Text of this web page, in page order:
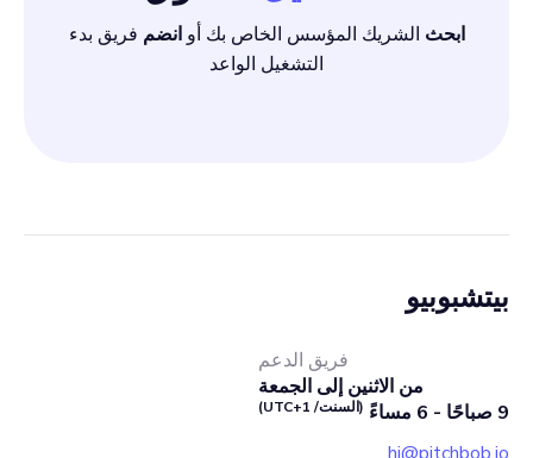
ابحث الشريك المؤسس الخاص بك أوانضم فريق بدء
التشغيل الواعد
بيتشبوبيو
فريق الدعم
من الاثنين إلى الجمعة
9 صباحًا - 6 مساءً
(السنت/ UTC+1)